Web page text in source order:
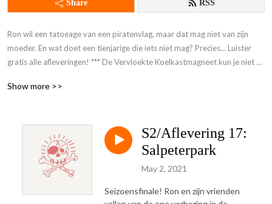
Share RSS
Ron wil een tatoeage van een piratenvlag, maar dat mag niet van zijn
moeder. En wat doet een tienjarige die iets niet mag? Precies... Luister
gratis alle afleveringen! *** De Vervloekte Koelkastmagneet kun je niet
Show more >>
S2/Aflevering 17:
Salpeterpark
May 2, 2021
Seizoensfinale! Ron en zijn vrienden